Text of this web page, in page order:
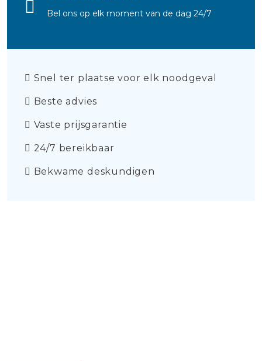
Bel ons op elk moment van de dag 24/7
Snel ter plaatse voor elk noodgeval
Beste advies
Vaste prijsgarantie
24/7 bereikbaar
Bekwame deskundigen